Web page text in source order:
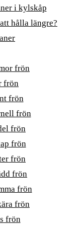
i kylskåp
hålla längre?
frön
frön
frön
frön
frön
frön
frön
frön
frön
frön
frön